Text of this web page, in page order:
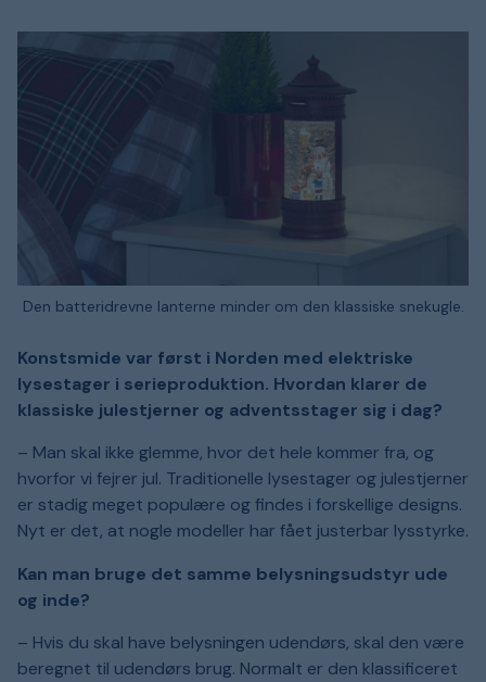
Den batteridrevne lanterne minder om den klassiske snekugle.
Konstsmide var først i Norden med elektriske
lysestager i serieproduktion. Hvordan klarer de
klassiske julestjerner og adventsstager sig i dag?
– Man skal ikke glemme, hvor det hele kommer fra, og
hvorfor vi fejrer jul. Traditionelle lysestager og julestjerner
er stadig meget populære og findes i forskellige designs.
Nyt er det, at nogle modeller har fået justerbar lysstyrke.
Kan man bruge det samme belysningsudstyr ude
og inde?
– Hvis du skal have belysningen udendørs, skal den være
beregnet til udendørs brug. Normalt er den klassificeret